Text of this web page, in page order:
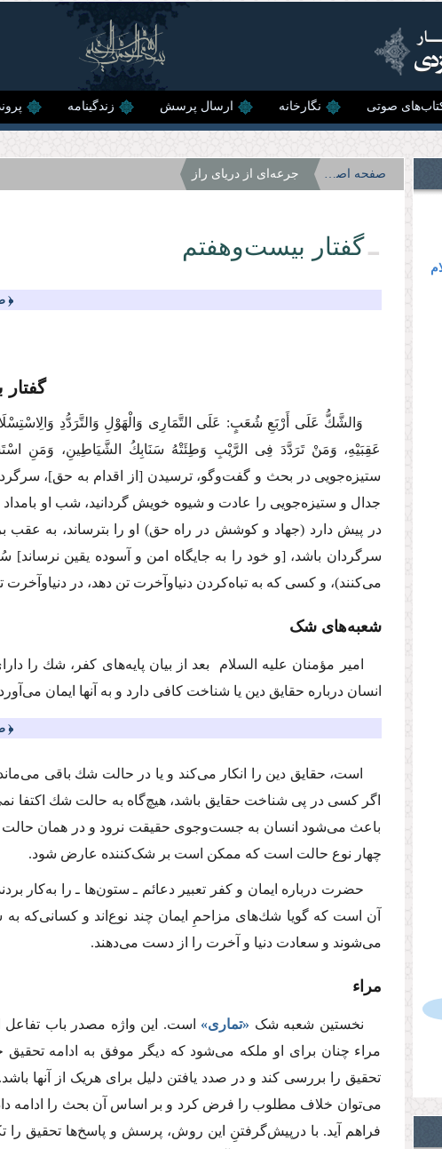
صوتی نگارخانه ارسال پرسش زندگینامه
صفحه اصلی جرعه‌ای از دریای راز
گفتار بیست‌و‌هفتم
﴿
وَالشَّكُّ عَلَى أَرْبَعِ شُعَبٍ: عَلَى التَّمَارِی وَالْهَوْلِ وَالتَّرَدُّدِ
عَقِبَیْهِ، وَمَنْ تَرَدَّدَ فِی الرَّیْبِ وَطِئَتْهُ سَنَابِكُ الشَّیَاطِینِ، وَمَنِ
ستیزه‌جویی در بحث و گفت‌وگو، ترسیدن [از اقدام به ‌حق]،
جدال و ستیزه‌جویی را عادت و شیوه خویش گردانید، شب او
در پیش دارد (جهاد و كوشش در راه حق) او را بترساند، به
سرگردان باشد، [و خود را به جایگاه امن و آسوده یقین
می‌کنند)، و كسی كه به تباه‌كردن دنیا‌و‌آخرت تن دهد، در دنیا‌و‌آخرت
شعبه‌های شک
امیر مؤمنان علیه السلام
بعد از بیان پایه‌های کفر، شك را
انسان درباره حقایق دین یا شناخت كافی دارد و به آنها ایمان
﴿
است، حقایق دین را انكار می‌كند و یا در حالت شك باقی
اگر كسی در پی شناخت حقایق باشد، هیچ‌گاه به حالت شك اكتفا
باعث می‌شود انسان به جست‌وجوی حقیقت نرود و در همان
چهار نوع حالت است كه ممکن است بر شک‌کننده عارض شود.
حضرت درباره ایمان و کفر تعبیر دعائم ـ ‌ستون‌ها‌ ـ را به‌کار
آن است که گویا شك‌های مزاحمِ ایمان چند نوع‌اند و كسانی‌كه
می‌شوند و سعادت دنیا و آخرت را از دست می‌دهند.
مراء
نخستین شعبه شک «تماری» است. این واژه مصدر باب
مراء چنان برای او ملکه می‌شود که دیگر موفق به ادامه
تحقیق را بررسی کند و در صدد یافتن دلیل برای هریک از آنها
می‌توان خلاف مطلوب را فرض کرد و بر اساس آن بحث را ادامه
فراهم آید. با درپیش‌گرفتنِ این روش، پرسش‌ و پاسخ‌ها تحقیق را